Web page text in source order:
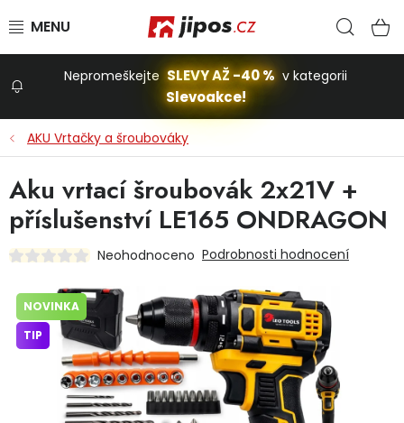
Stavba a dům
Dílna
Domácnost
Dětská hřiště
Nepromeškejte SLEVY AŽ -40 % v kategorii
Slevoakce!
AKU Vrtačky a šroubováky
Aku vrtací šroubovák 2x21V +
příslušenství LE165 ONDRAGON
Neohodnoceno Podrobnosti hodnocení
NOVINKA
TIP